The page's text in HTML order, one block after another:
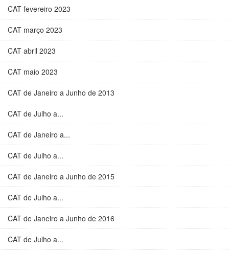
CAT fevereiro 2023
CAT março 2023
CAT abril 2023
CAT maio 2023
CAT de Janeiro a Junho de 2013
CAT de Julho a...
CAT de Janeiro a...
CAT de Julho a...
CAT de Janeiro a Junho de 2015
CAT de Julho a...
CAT de Janeiro a Junho de 2016
CAT de Julho a...